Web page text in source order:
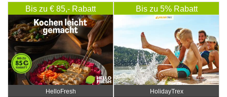
Bis zu € 85,- Rabatt
HelloFresh
Bis zu 5% Rabatt
HolidayTrex